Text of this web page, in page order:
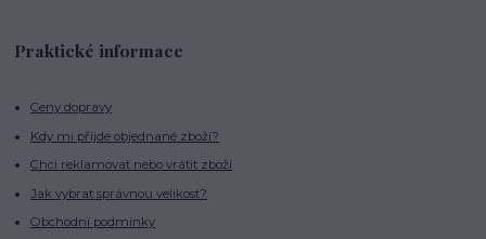
Praktické informace
Ceny dopravy
Kdy mi přijde objednané zboží?
Chci reklamovat nebo vrátit zboží
Jak vybrat správnou velikost?
Obchodní podmínky